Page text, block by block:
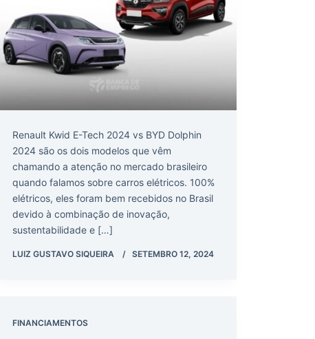
Renault Kwid E-Tech 2024 vs BYD Dolphin
2024 são os dois modelos que vêm
chamando a atenção no mercado brasileiro
quando falamos sobre carros elétricos. 100%
elétricos, eles foram bem recebidos no Brasil
devido à combinação de inovação,
sustentabilidade e […]
LUIZ GUSTAVO SIQUEIRA SETEMBRO 12, 2024
FINANCIAMENTOS